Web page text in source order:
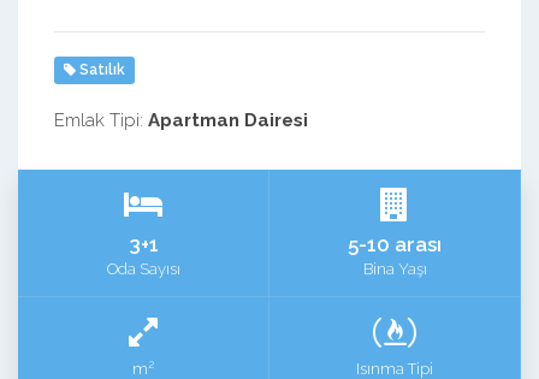
Satılık
Emlak Tipi: Apartman Dairesi
3+1
Oda Sayısı
5-10 arası
Bina Yaşı
m2 Isınma Tipi